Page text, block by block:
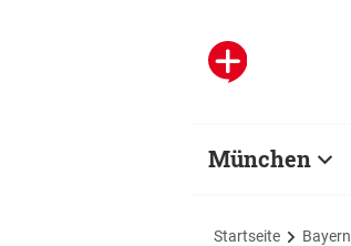
München
Startseite Bayern